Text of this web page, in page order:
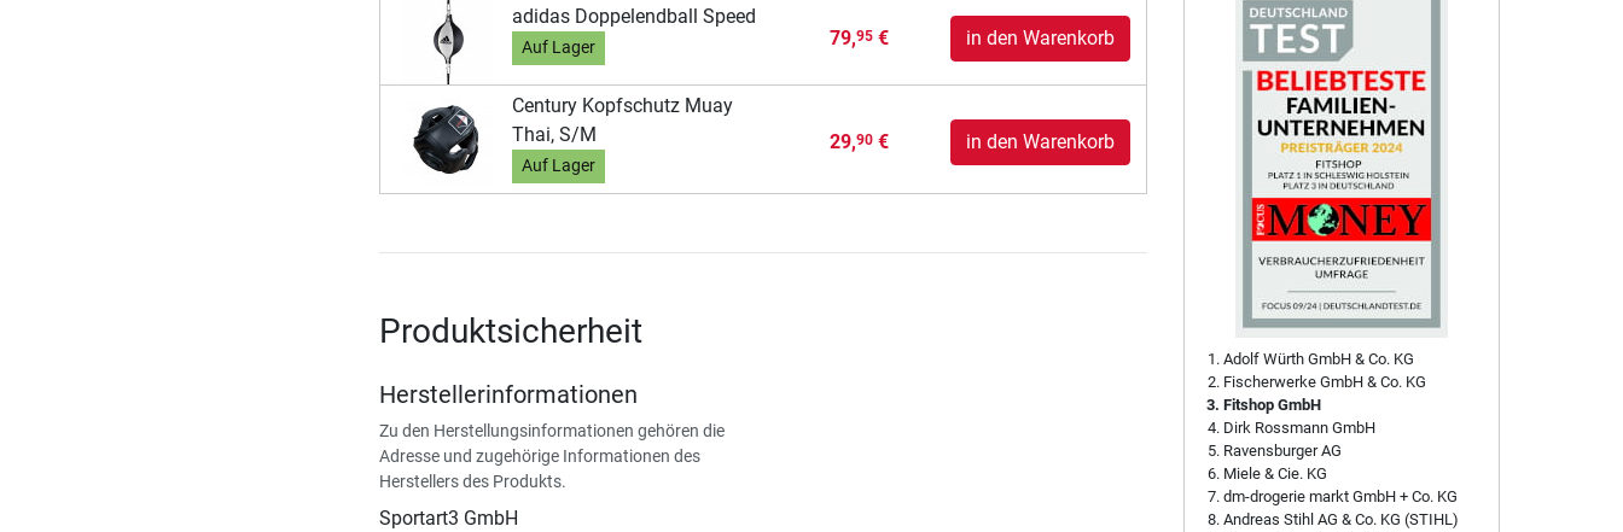
adidas Doppelendball Speed
Auf Lager 79,95€ in den Warenkorb
Century Kopfschutz Muay
Thai, S/M
Auf Lager
29,90€ in den Warenkorb
Produktsicherheit
Herstellerinformationen
Zu den Herstellungsinformationen gehören die
Adresse und zugehörige Informationen des
Herstellers des Produkts.
Sportart3 GmbH
Adolf Würth GmbH & Co. KG
Fischerwerke GmbH & Co. KG
Fitshop GmbH
Dirk Rossmann GmbH
Ravensburger AG
Miele & Cie. KG
dm-drogerie markt GmbH + Co. KG
Andreas Stihl AG & Co. KG (STIHL)